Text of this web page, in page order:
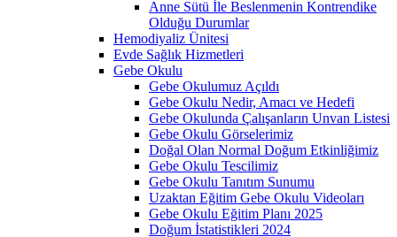
Anne Sütü İle Beslenmenin Kontrendike
Olduğu Durumlar
Hemodiyaliz Ünitesi
Evde Sağlık Hizmetleri
Gebe Okulu
Gebe Okulumuz Açıldı
Gebe Okulu Nedir, Amacı ve Hedefi
Gebe Okulunda Çalışanların Unvan Listesi
Gebe Okulu Görselerimiz
Doğal Olan Normal Doğum Etkinliğimiz
Gebe Okulu Tescilimiz
Gebe Okulu Tanıtım Sunumu
Uzaktan Eğitim Gebe Okulu Videoları
Gebe Okulu Eğitim Planı 2025
Doğum İstatistikleri 2024